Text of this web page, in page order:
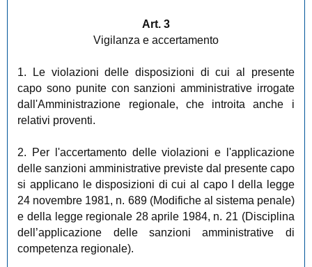
Art. 3
Vigilanza e accertamento
1. Le violazioni delle disposizioni di cui al presente
capo sono punite con sanzioni amministrative irrogate
dall'Amministrazione regionale, che introita anche i
relativi proventi.
2. Per l'accertamento delle violazioni e l'applicazione
delle sanzioni amministrative previste dal presente capo
si applicano le disposizioni di cui al capo I della legge
24 novembre 1981, n. 689 (Modifiche al sistema penale)
e della legge regionale 28 aprile 1984, n. 21 (Disciplina
dell’applicazione delle sanzioni amministrative di
competenza regionale).